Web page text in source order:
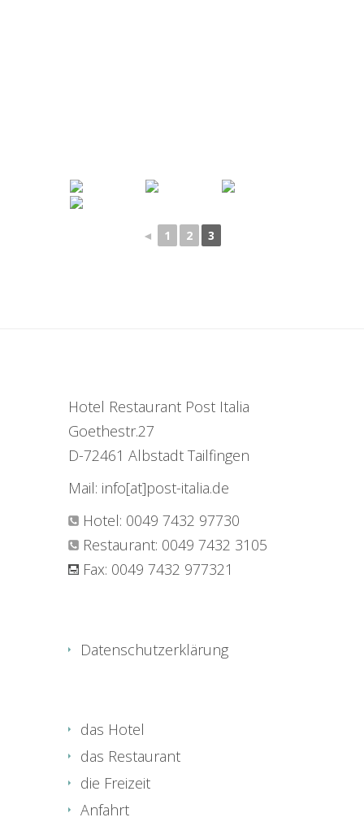
◄ 1 2 3
Hotel Restaurant Post Italia
Goethestr.27
D-72461 Albstadt Tailfingen
Mail: info[at]post-italia.de
Hotel: 0049 7432 97730
Restaurant: 0049 7432 3105
Fax: 0049 7432 977321
Datenschutzerklärung
das Hotel
das Restaurant
die Freizeit
Anfahrt